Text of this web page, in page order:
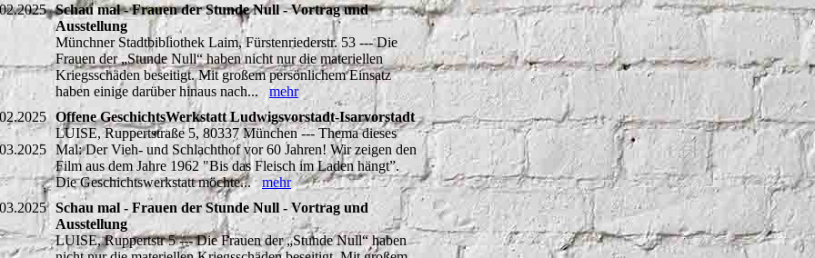
Schau mal - Frauen der Stunde Null - Vortrag und
Ausstellung
Münchner Stadtbibliothek Laim, Fürstenriederstr. 53 --- Die
Frauen der „Stunde Null“ haben nicht nur die materiellen
Kriegsschäden beseitigt. Mit großem persönlichem Einsatz
haben einige darüber hinaus nach... mehr
Offene GeschichtsWerkstatt Ludwigsvorstadt-Isarvorstadt
LUISE, Ruppertstraße 5, 80337 München --- Thema dieses
Mal: Der Vieh- und Schlachthof vor 60 Jahren! Wir zeigen den
Film aus dem Jahre 1962 "Bis das Fleisch im Laden hängt”.
Die Geschichtswerkstatt möchte... mehr
Schau mal - Frauen der Stunde Null - Vortrag und
Ausstellung
LUISE, Ruppertstr 5 --- Die Frauen der „Stunde Null“ haben